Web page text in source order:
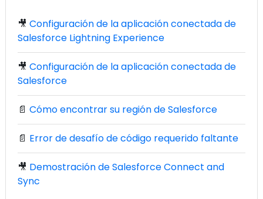
🎥 Configuración de la aplicación conectada de
Salesforce Lightning Experience
🎥 Configuración de la aplicación conectada de
Salesforce
📄 Cómo encontrar su región de Salesforce
📄 Error de desafío de código requerido faltante
🎥 Demostración de Salesforce Connect and
Sync